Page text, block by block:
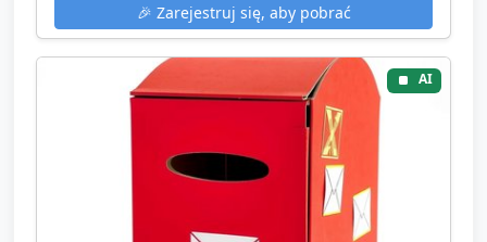
🎉 Zarejestruj się, aby pobrać
AI